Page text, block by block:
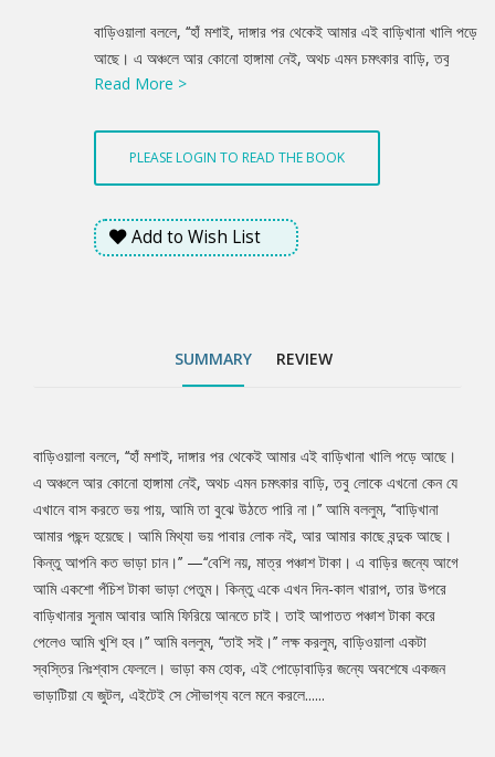
Product
Summery
বাড়িওয়ালা বললে, ‘‘হাঁ মশাই, দাঙ্গার পর থেকেই আমার এই বাড়িখানা খালি পড়ে
আছে। এ অঞ্চলে আর কোনো হাঙ্গামা নেই, অথচ এমন চমৎকার বাড়ি, তবু
লোকে এখনো কেন যে এখানে বাস করতে ভয় পায়, আমি তা বুঝে উঠতে পারি
লোক নই, আর আমার কাছে বন্দুক আছে। কিন্তু আপনি কত ভাড়া চান।’’
—‘‘বেশি নয়, মাত্র পঞ্চাশ টাকা। এ বাড়ির জন্যে আগে আমি একশো পঁচিশ
টাকা ভাড়া পেতুম। কিন্তু একে এখন দিন-কাল খারাপ, তার উপরে বাড়িখানার
সুনাম আবার আমি ফিরিয়ে আনতে চাই। তাই আপাতত পঞ্চাশ টাকা করে
পেলেও আমি খুশি হব।’’ আমি বললুম, ‘‘তাই সই।’’ লক্ষ করলুম, বাড়িওয়ালা
Read More >
PLEASE LOGIN TO READ THE BOOK
Add to Wish List
SUMMARY REVIEW
Tab
Article
বাড়িওয়ালা বললে, ‘‘হাঁ মশাই, দাঙ্গার পর থেকেই আমার এই বাড়িখানা খালি পড়ে আছে।
এ অঞ্চলে আর কোনো হাঙ্গামা নেই, অথচ এমন চমৎকার বাড়ি, তবু লোকে এখনো কেন যে
এখানে বাস করতে ভয় পায়, আমি তা বুঝে উঠতে পারি না।’’ আমি বললুম, ‘‘বাড়িখানা
আমার পছন্দ হয়েছে। আমি মিথ্যা ভয় পাবার লোক নই, আর আমার কাছে বন্দুক আছে।
কিন্তু আপনি কত ভাড়া চান।’’ —‘‘বেশি নয়, মাত্র পঞ্চাশ টাকা। এ বাড়ির জন্যে আগে
আমি একশো পঁচিশ টাকা ভাড়া পেতুম। কিন্তু একে এখন দিন-কাল খারাপ, তার উপরে
বাড়িখানার সুনাম আবার আমি ফিরিয়ে আনতে চাই। তাই আপাতত পঞ্চাশ টাকা করে
পেলেও আমি খুশি হব।’’ আমি বললুম, ‘‘তাই সই।’’ লক্ষ করলুম, বাড়িওয়ালা একটা
স্বস্তির নিঃশ্বাস ফেললে। ভাড়া কম হোক, এই পোড়োবাড়ির জন্যে অবশেষে একজন
ভাড়াটিয়া যে জুটল, এইটেই সে সৌভাগ্য বলে মনে করলে......